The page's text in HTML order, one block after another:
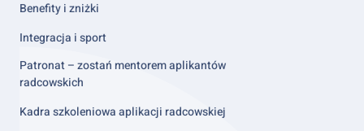
Benefity i zniżki
Integracja i sport
Patronat – zostań mentorem aplikantów
radcowskich
Kadra szkoleniowa aplikacji radcowskiej